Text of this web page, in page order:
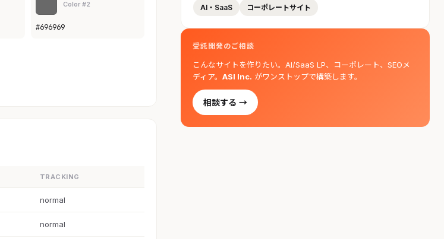
Color #2
#696969
TRACKING
normal
normal
AI・SaaS コーポレートサイト
受託開発のご相談
こんなサイトを作りたい。AI/SaaS LP、コーポレート、SEOメ
ディア。ASI Inc. がワンストップで構築します。
相談する →